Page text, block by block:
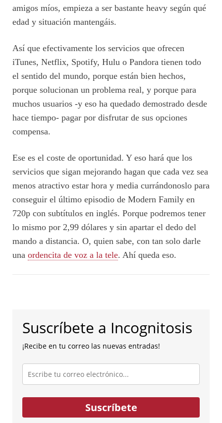
amigos míos, empieza a ser bastante heavy según qué
edad y situación mantengáis.
Así que efectivamente los servicios que ofrecen
iTunes, Netflix, Spotify, Hulu o Pandora tienen todo
el sentido del mundo, porque están bien hechos,
porque solucionan un problema real, y porque para
muchos usuarios -y eso ha quedado demostrado desde
hace tiempo- pagar por disfrutar de sus opciones
compensa.
Ese es el coste de oportunidad. Y eso hará que los
servicios que sigan mejorando hagan que cada vez sea
menos atractivo estar hora y media currándonoslo para
conseguir el último episodio de Modern Family en
720p con subtítulos en inglés. Porque podremos tener
lo mismo por 2,99 dólares y sin apartar el dedo del
mando a distancia. O, quien sabe, con tan solo darle
una ordencita de voz a la tele. Ahí queda eso.
Suscríbete a Incognitosis
¡Recibe en tu correo las nuevas entradas!
Escribe
tu
correo
electrónico...
Suscríbete